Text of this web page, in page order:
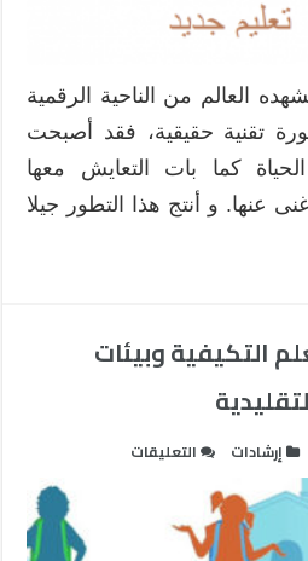
العالم من الناحية الرقمية
تقنية حقيقية، فقد أصبحت
كما بات التعايش معها
عنها. و أنتج هذا التطور جيلا
التكيفية وبيئات
إرشادات التعليقات